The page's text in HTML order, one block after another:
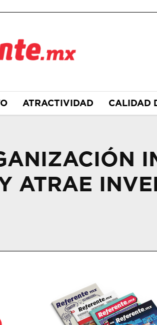
ATRACTIVIDAD CALIDAD
ATRAE